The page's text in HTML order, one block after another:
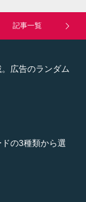
記事一覧
広告のランダム
の3種類から選